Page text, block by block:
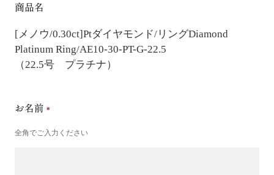
商品名
[メノウ/0.30ct]Ptダイヤモンド/リングDiamond
Platinum Ring/AE10-30-PT-G-22.5
（22.5号 プラチナ）
お名前
全角でご入力ください